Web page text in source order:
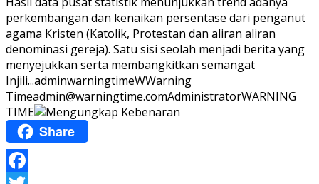
perkembangan dan kenaikan persentase dari penganut
agama Kristen (Katolik, Protestan dan aliran aliran
denominasi gereja). Satu sisi seolah menjadi berita yang
menyejukkan serta membangkitkan semangat
Injili...adminwarningtimeWWarning
Timeadmin@warningtime.comAdministratorWARNING
TIME
Share